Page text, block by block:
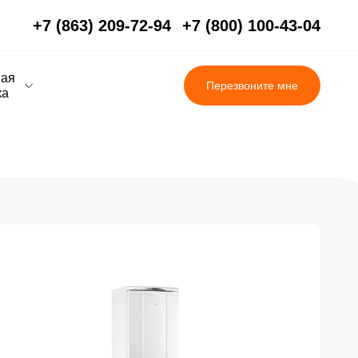
+7 (863) 209-72-94 +7 (800) 100-43-04
Перезвоните мне